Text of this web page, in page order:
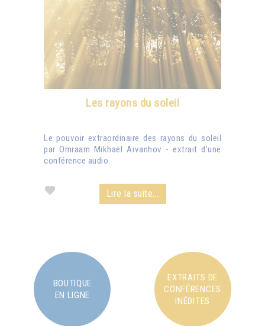
Les rayons du soleil
Le pouvoir extraordinaire des rayons du soleil
par Omraam Mikhaël Aïvanhov - extrait d'une
conférence audio.
Lire la suite...
BOUTIQUE
EN LIGNE
EXTRAITS DE
CONFÉRENCES
INÉDITES